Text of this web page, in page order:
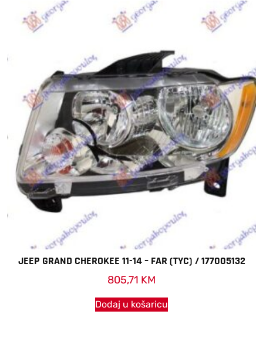
JEEP GRAND CHEROKEE 11-14 – FAR (TYC) / 177005132
805,71 KM
Dodaj u košaricu